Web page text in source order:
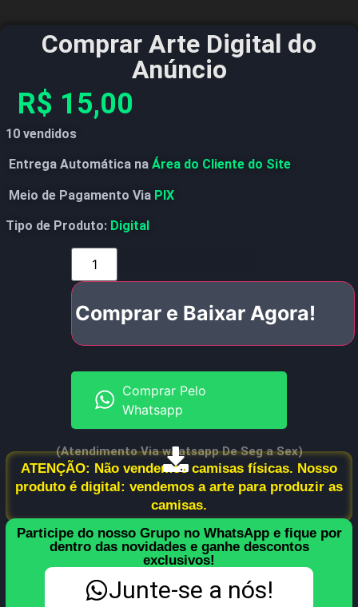
Comprar Arte Digital do
Anúncio
R$ 15,00
10 vendidos
Entrega Automática na Área do Cliente do Site
Meio de Pagamento Via PIX
Tipo de Produto: Digital
Comprar e Baixar Agora!
Comprar Pelo
Whatsapp
(Atendimento Via whatsapp De Seg a Sex)
ATENÇÃO: Não vendemos camisas físicas. Nosso
produto é digital: vendemos a arte para produzir as
camisas.
Participe do nosso Grupo no WhatsApp e fique por
dentro das novidades e ganhe descontos
exclusivos!
Junte-se a nós!